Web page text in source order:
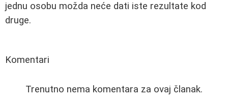
jednu osobu možda neće dati iste rezultate kod
druge.
Komentari
Trenutno nema komentara za ovaj članak.